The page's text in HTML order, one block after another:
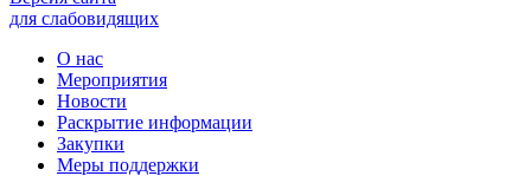
для слабовидящих
О нас
Мероприятия
Новости
Раскрытие информации
Закупки
Меры поддержки